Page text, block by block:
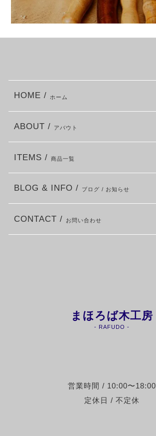
まほろば木工房
- RAFUDO -
営業時間 / 10:00〜18:00
定休日 / 不定休
HOME / ホーム
ABOUT / アバウト
ITEMS / 商品一覧
BLOG & INFO / ブログ / お知らせ
CONTACT / お問い合わせ